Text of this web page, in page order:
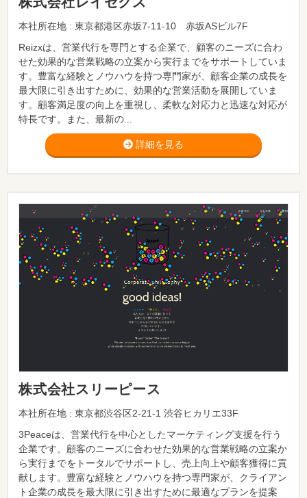
本社所在地 : 東京都港区赤坂7-11-10 赤坂ASビル7F
Reizxは、営業代行を専門とする企業で、顧客のニーズに合わ
せた効果的な営業戦略の立案から実行までをサポートしていま
す。豊富な経験とノウハウを持つ専門家が、顧客企業の成長を
最大限に引き出すために、効果的な営業活動を展開していま
す。顧客満足度の向上を重視し、柔軟な対応力と迅速な対応が
特長です。また、最新の...
詳細を見る
株式会社スリーピース
本社所在地 : 東京都渋谷区2-21-1 渋谷ヒカリエ33F
3Peaceは、営業代行を中心としたマーケティング支援を行う
企業です。顧客のニーズに合わせた効果的な営業戦略の立案か
ら実行までをトータルでサポートし、売上向上や顧客獲得に貢
献します。豊富な経験とノウハウを持つ専門家が、クライアン
ト企業の成長を最大限に引き出すために最適なプランを提案